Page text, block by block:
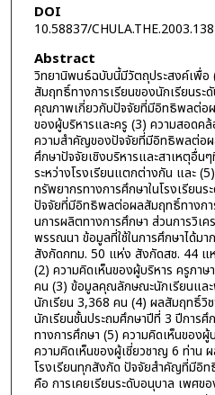
DOI
10.58837/CHULA.THE.2003.138
Abstract
วิทยานิพนธ์ฉบับนี้มีวัตถุประสงค์เพื่
สัมฤทธิ์ทางการเรียนของนักเรียนระ
คุณภาพเกี่ยวกับปัจจัยที่มีอิทธิพลต่อผ
ของผู้บริหารและครู (3) ความสอดค
ความสำคัญของปัจจัยที่มีอิทธิพลต่อ
ศึกษาปัจจัยเชิงบริหารและสาเหตุอื่น
ระหว่างโรงเรียนแตกต่างกัน และ
ทรัพยากรทางการศึกษาในโรงเรียนร
ปัจจัยที่มีอิทธิพลต่อผลสัมฤทธิ์ทางกา
นการผลิตทางการศึกษา ส่วนการวิเค
พรรณนา ข้อมูลที่ใช้ในการศึกษาได้ม
สังกัดกทม. 50 แห่ง สังกัดสช. 44 แ
(2) ความคิดเห็นของผู้บริหาร ครูภา
คน (3) ข้อมูลคุณลักษณะนักเรียนแล
นักเรียน 3,368 คน (4) ผลสัมฤทธิ์วิ
นักเรียนชั้นประถมศึกษาปีที่ 3 ปีการ
ทางการศึกษา (5) ความคิดเห็นของผู้
ความคิดเห็นของผู้เชี่ยวชาญ 6 ท่าน
โรงเรียนทุกสังกัด ปัจจัยสำคัญที่มีอิ
คือ การเคยเรียนระดับอนุบาล เพศข